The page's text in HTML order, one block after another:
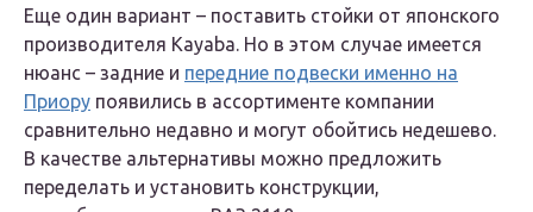
Еще один вариант – поставить стойки от японского
производителя Kayaba. Но в этом случае имеется
нюанс – задние и передние подвески именно на
Приору появились в ассортименте компании
сравнительно недавно и могут обойтись недешево.
В качестве альтернативы можно предложить
переделать и установить конструкции,